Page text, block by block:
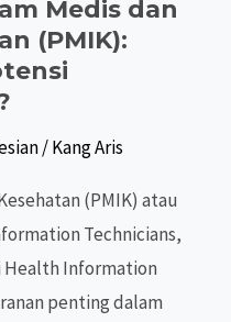
Medis dan
(PMIK):
/Kang Aris
(PMIK) atau
Technicians,
Health Information
penting dalam